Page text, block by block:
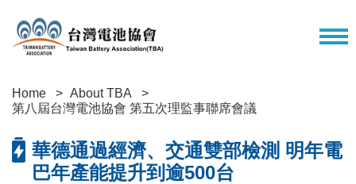
Home
About TBA
第八屆台灣電池協會 第五次理監事聯席會議
華德通過經濟、交通雙部檢測 明年電
巴年產能提升到逾500台